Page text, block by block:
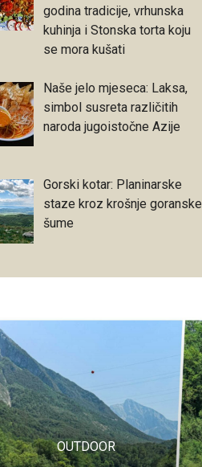
godina tradicije, vrhunska
kuhinja i Stonska torta koju
se mora kušati
Naše jelo mjeseca: Laksa,
simbol susreta različitih
naroda jugoistočne Azije
Gorski kotar: Planinarske
staze kroz krošnje goranske
šume
OUTDOOR